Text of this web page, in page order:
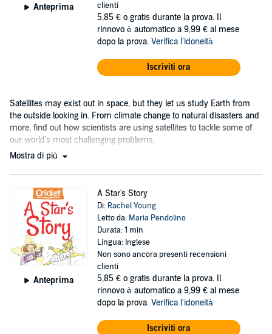
Anteprima
clienti
5,85 € o gratis durante la prova. Il
rinnovo è automatico a 9,99 € al mese
dopo la prova. Verifica l'idoneità
Iscriviti ora
Satellites may exist out in space, but they let us study Earth from
the outside looking in. From climate change to natural disasters and
more, find out how scientists are using satellites to tackle some of
our world's most challenging problems.
Mostra di più
Anteprima
A Star's Story
Di: Rachel Young
Letto da: Maria Pendolino
Durata: 1 min
Lingua: Inglese
Non sono ancora presenti recensioni
clienti
5,85 € o gratis durante la prova. Il
rinnovo è automatico a 9,99 € al mese
dopo la prova. Verifica l'idoneità
Iscriviti ora